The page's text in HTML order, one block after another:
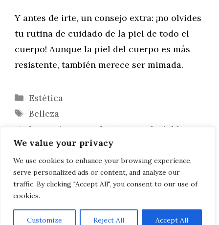
We value your privacy
We use cookies to enhance your browsing experience,
serve personalized ads or content, and analyze our
traffic. By clicking "Accept All", you consent to our use of
cookies.
Customize Reject All Accept All
Y antes de irte, un consejo extra: ¡no olvides
tu rutina de cuidado de la piel de todo el
cuerpo! Aunque la piel del cuerpo es más
resistente, también merece ser mimada.
Categorías
Estética
Etiquetas
Belleza
Los mejores productos para la doble
limpieza y cómo hacerla
¿Qué son los públicos de intención
personalizados y por qué debo utilizarlos?